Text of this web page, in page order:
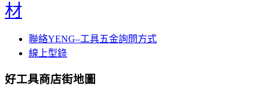
材
聯絡YENG–工具五金詢問方式
線上型錄
好工具商店街地圖